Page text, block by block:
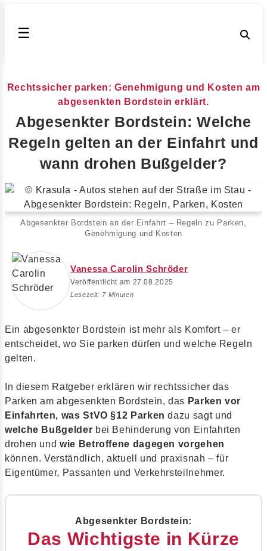
☰
Rechtssicher parken: Genehmigung und Kosten am
abgesenkten Bordstein erklärt.
Abgesenkter Bordstein: Welche
Regeln gelten an der Einfahrt und
wann drohen Bußgelder?
Abgesenkter Bordstein an der Einfahrt – Regeln zu Parken,
Genehmigung und Kosten
Vanessa Carolin Schröder
Veröffentlicht am 27.08.2025
Lesezeit: 7 Minuten
Ein abgesenkter Bordstein ist mehr als Komfort – er
entscheidet, wo Sie parken dürfen und welche Regeln
gelten.
In diesem Ratgeber erklären wir rechtssicher das
Parken am abgesenkten Bordstein, das Parken vor
Einfahrten, was StVO §12 Parken dazu sagt und
welche Bußgelder bei Behinderung von Einfahrten
drohen undwie Betroffene dagegen vorgehen
können. Verständlich, aktuell und praxisnah – für
Eigentümer, Passanten und Verkehrsteilnehmer.
Abgesenkter Bordstein:
Das Wichtigste in Kürze